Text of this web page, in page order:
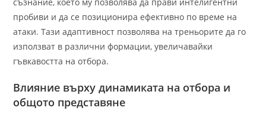
пробиви и да се позиционира ефективно по време на
атаки. Тази адаптивност позволява на треньорите да го
използват в различни формации, увеличавайки
гъвкавостта на отбора.
Влияние върху динамиката на отбора и
общото представяне